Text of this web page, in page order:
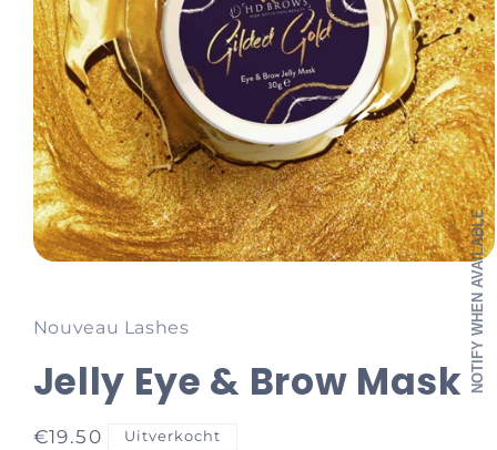
in
modaal
Nouveau Lashes
Jelly Eye & Brow Mask
Normale
€19.50 Uitverkocht
NOTIFY WHEN AVAILABLE